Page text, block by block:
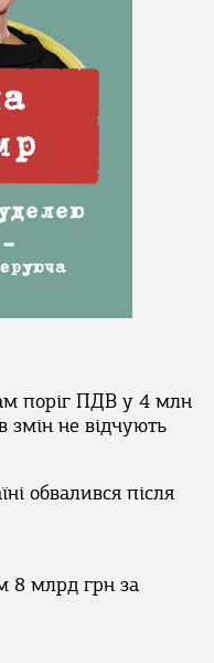
поріг ПДВ у 4 млн
змін не відчують
обвалився після
8 млрд грн за